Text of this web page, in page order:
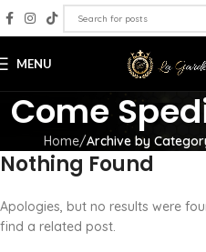
MENU
Come
Home Archive by
Nothing Found
Apologies, but no results were
find a related post.